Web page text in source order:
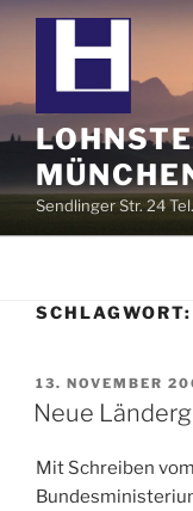
Zum
Sendlinger Str. 24
SCHLAGWORT:
VERÖFFENTLICHT
AM
13. NOVEMBER
Neue
Mit Schreiben